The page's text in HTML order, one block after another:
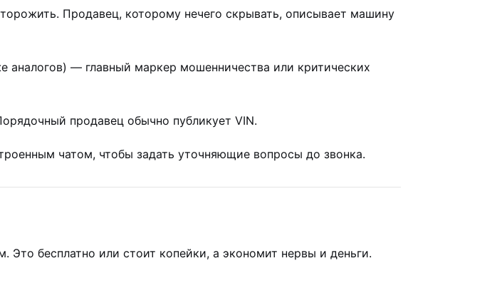
Продавец, которому нечего скрывать, описывает машину
— главный маркер мошенничества или критических
продавец обычно публикует VIN.
чатом, чтобы задать уточняющие вопросы до звонка.
бесплатно или стоит копейки, а экономит нервы и деньги.